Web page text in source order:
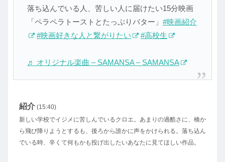
落ち込んでいる人、苦しい人に届けたい15分映画
「ペラペラトーストとたっぷりバター」 #映画紹介
#映画好きな人と繋がりたい
#高校生
♬ オリジナル楽曲 – SAMANSA – SAMANSA
紹介 (15:40)
新しい学校でイジメに苦しんでいるクロエ。あまりの過酷さに、橋か
ら飛び降りようとするも、後ろから誰かに声をかけられる。落ち込ん
でいる時、辛くて何もかも投げ出したいあなたに見てほしい作品。